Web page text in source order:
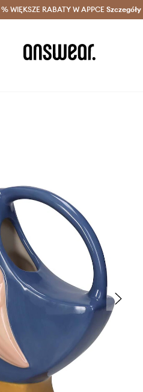
> Dostawa nawet w 24h >
WIĘKSZE RABATY W APPCE Szczegóły